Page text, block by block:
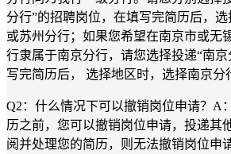
分行”的招聘岗位，在填写完简历后，
或苏州分行；如果您希望在南京市或无
行隶属于南京分行，请您选择投递“南
写完简历后， 选择地区时，选择南京分
Q2：什么情况下可以撤销岗位申请？A
历之前，您可以撤销岗位申请，投递其
阅并处理您的简历，则无法撤销岗位申请